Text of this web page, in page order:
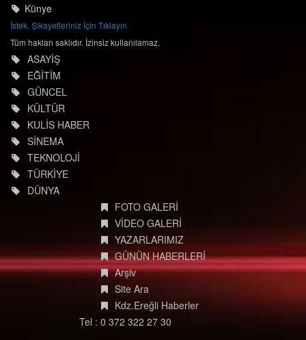
Künye
İstek, Şikayetleriniz İçin Tıklayın
Tüm hakları saklıdır. İzinsiz kullanılamaz.
ASAYİŞ
EĞİTİM
GÜNCEL
KÜLTÜR
KULİS HABER
SİNEMA
TEKNOLOJİ
TÜRKİYE
DÜNYA
FOTO GALERİ
VİDEO GALERİ
YAZARLARIMIZ
GÜNÜN HABERLERİ
Arşiv
Site Ara
Kdz.Ereğli Haberler
Tel : 0 372 322 27 30